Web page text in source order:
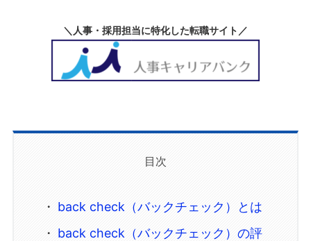
＼人事・採用担当に特化した転職サイト／
目次
back check（バックチェック）とは
back check（バックチェック）の評